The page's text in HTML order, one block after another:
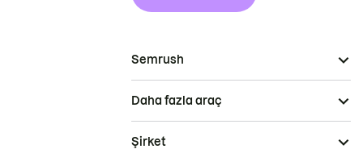
Semrush
Daha fazla araç
Şirket